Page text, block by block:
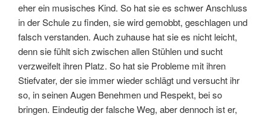
eher ein musisches Kind. So hat sie es schwer Anschluss
in der Schule zu finden, sie wird gemobbt, geschlagen und
falsch verstanden. Auch zuhause hat sie es nicht leicht,
denn sie fühlt sich zwischen allen Stühlen und sucht
verzweifelt ihren Platz. So hat sie Probleme mit ihren
Stiefvater, der sie immer wieder schlägt und versucht ihr
so, in seinen Augen Benehmen und Respekt, bei so
bringen. Eindeutig der falsche Weg, aber dennoch ist er,